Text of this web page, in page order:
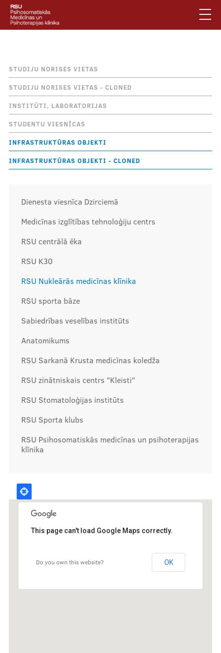
Pārlekt
galveno
saturu
Meklēt Mobile
augšējā
izvēlne
Jautājumi un atbildes
Privātuma politika
Vides pieejamība
Piesakies jaunumiem
Mobile
izvēlne
Pakalpojumi
Mūsu komanda
Cenas
Ārstniecības personām
Apmācības un kursi
Bālinta grupas
Klīnisko gadījumu apraksti
Atpakaļceļš
STUDIJU NORISES VIETAS
STUDIJU NORISES VIETAS - CLONED
INSTITŪTI, LABORATORIJAS
STUDENTU VIESNĪCAS
INFRASTRUKTŪRAS OBJEKTI
INFRASTRUKTŪRAS OBJEKTI - CLONED
Dienesta viesnīca Dzirciemā
Medicīnas izglītības tehnoloģiju centrs
RSU centrālā ēka
RSU K30
RSU Nukleārās medicīnas klīnika
RSU sporta bāze
Sabiedrības veselības institūts
Anatomikums
RSU Sarkanā Krusta medicīnas koledža
RSU zinātniskais centrs "Kleisti"
RSU Stomatoloģijas institūts
RSU Sporta klubs
RSU Psihosomatiskās medicīnas un psihoterapijas
klīnika
This page can't load Google Maps correctly.
Do you own this website? OK